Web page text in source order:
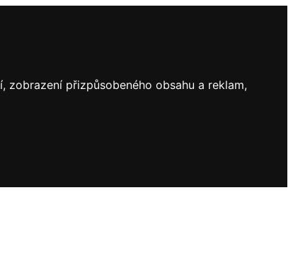
přizpůsobeného obsahu a reklam,